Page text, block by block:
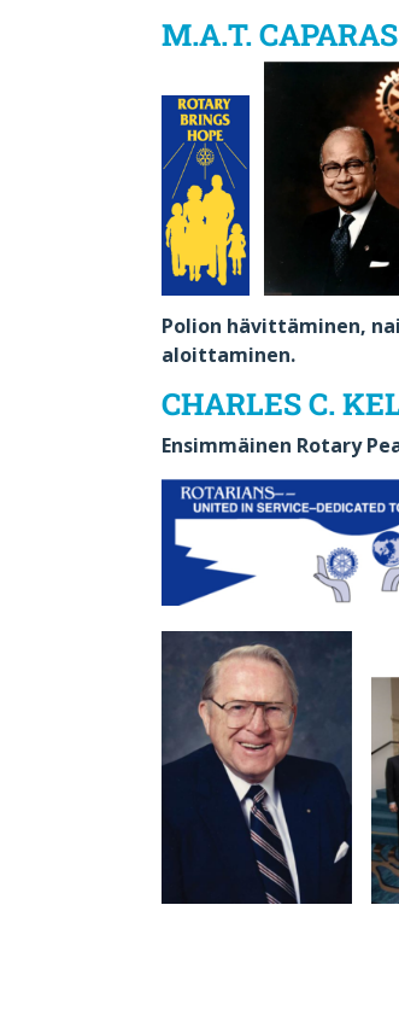
M.A.T.
Polion hävittäminen,
aloittaminen.
CHARLES C.
Ensimmäinen Rotary